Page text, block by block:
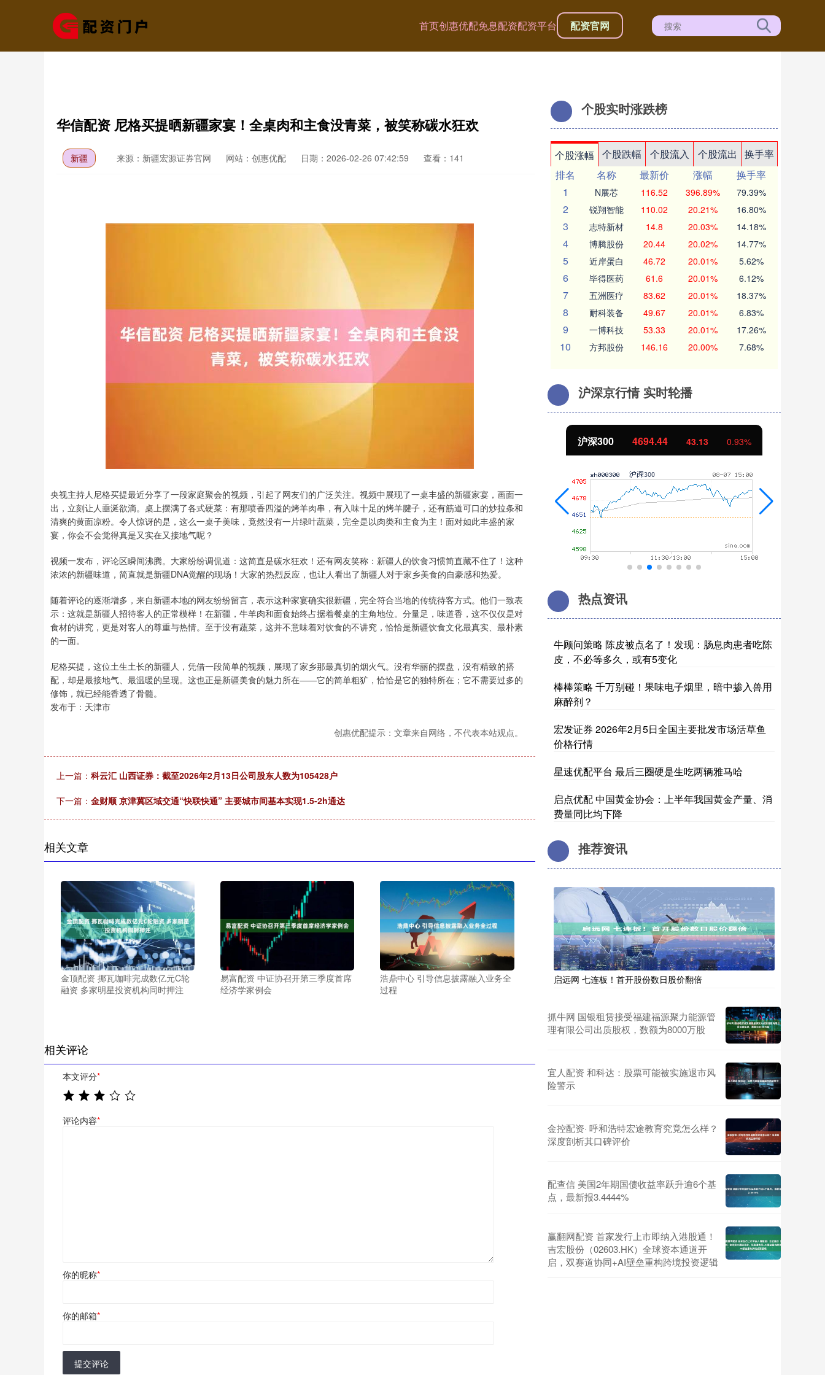
首页创惠优配免息配资配资平台 配资官网
华信配资 尼格买提晒新疆家宴！全桌肉和主食没青菜，被笑称碳水狂欢
新疆 来源：新疆宏源证券官网 网站：创惠优配 日期：2026-02-26 07:42:59 查看：141
央视主持人尼格买提最近分享了一段家庭聚会的视频，引起了网友们的广泛关注。视频中展现了一桌丰盛的新疆家宴，画面一
出，立刻让人垂涎欲滴。桌上摆满了各式硬菜：有那喷香四溢的烤羊肉串，有入味十足的烤羊腱子，还有筋道可口的炒拉条和
清爽的黄面凉粉。令人惊讶的是，这么一桌子美味，竟然没有一片绿叶蔬菜，完全是以肉类和主食为主！面对如此丰盛的家
宴，你会不会觉得真是又实在又接地气呢？
视频一发布，评论区瞬间沸腾。大家纷纷调侃道：这简直是碳水狂欢！还有网友笑称：新疆人的饮食习惯简直藏不住了！这种
浓浓的新疆味道，简直就是新疆DNA觉醒的现场！大家的热烈反应，也让人看出了新疆人对于家乡美食的自豪感和热爱。
随着评论的逐渐增多，来自新疆本地的网友纷纷留言，表示这种家宴确实很新疆，完全符合当地的传统待客方式。他们一致表
示：这就是新疆人招待客人的正常模样！在新疆，牛羊肉和面食始终占据着餐桌的主角地位。分量足，味道香，这不仅仅是对
食材的讲究，更是对客人的尊重与热情。至于没有蔬菜，这并不意味着对饮食的不讲究，恰恰是新疆饮食文化最真实、最朴素
的一面。
尼格买提，这位土生土长的新疆人，凭借一段简单的视频，展现了家乡那最真切的烟火气。没有华丽的摆盘，没有精致的搭
配，却是最接地气、最温暖的呈现。这也正是新疆美食的魅力所在——它的简单粗犷，恰恰是它的独特所在；它不需要过多的
修饰，就已经能香透了骨髓。
发布于：天津市
创惠优配提示：文章来自网络，不代表本站观点。
上一篇： 科云汇 山西证券：截至2026年2月13日公司股东人数为105428户
下一篇： 金财顺 京津冀区域交通“快联快通” 主要城市间基本实现1.5-2h通达
相关文章
金顶配资 挪瓦咖啡完成数亿元C轮
融资 多家明星投资机构同时押注
易富配资 中证协召开第三季度首席
经济学家例会
浩鼎中心 引导信息披露融入业务全
过程
相关评论
本文评分*
评论内容*
你的昵称*
你的邮箱*
提交评论
个股实时涨跌榜
个股涨幅 个股跌幅 个股流入 个股流出
换手率
排名
名称 最新价 涨幅
换手率
1
N展芯 116.52 396.89% 79.39%
2 锐翔智能 110.02 20.21% 16.80%
3 志特新材 14.8 20.03% 14.18%
4 博腾股份 20.44 20.02% 14.77%
5 近岸蛋白 46.72 20.01% 5.62%
6 毕得医药 61.6 20.01% 6.12%
7 五洲医疗 83.62 20.01% 18.37%
8 耐科装备 49.67 20.01% 6.83%
9 一博科技 53.33 20.01% 17.26%
10 方邦股份 146.16 20.00% 7.68%
沪深京行情 实时轮播
北证50 1134.24 11.37 1.01%
热点资讯
牛顾问策略 陈皮被点名了！发现：肠息肉患者吃陈
皮，不必等多久，或有5变化
棒棒策略 千万别碰！果味电子烟里，暗中掺入兽用
麻醉剂？
宏发证券 2026年2月5日全国主要批发市场活草鱼
价格行情
星速优配平台 最后三圈硬是生吃两辆雅马哈
启点优配 中国黄金协会：上半年我国黄金产量、消
费量同比均下降
推荐资讯
启远网 七连板！首开股份数日股价翻倍
抓牛网 国银租赁接受福建福源聚力能源管
理有限公司出质股权，数额为8000万股
宜人配资 和科达：股票可能被实施退市风
险警示
金控配资· 呼和浩特宏途教育究竟怎么样？
深度剖析其口碑评价
配查信 美国2年期国债收益率跃升逾6个基
点，最新报3.4444%
赢翻网配资 首家发行上市即纳入港股通！
吉宏股份（02603.HK）全球资本通道开
启，双赛道协同+AI壁垒重构跨境投资逻辑